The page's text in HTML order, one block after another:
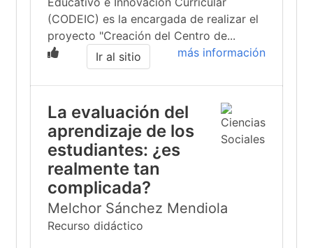
(CODEIC) es la encargada de realizar el
proyecto "Creación del Centro de...
más información
Ir al sitio
La evaluación del
aprendizaje de los
estudiantes: ¿es
realmente tan
complicada?
Melchor Sánchez Mendiola
Recurso didáctico